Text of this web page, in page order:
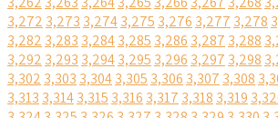
3,272 3,273 3,2743,275 3,276 3,277 3,278
3,282 3,283 3,2843,285 3,286 3,287 3,288
3,292 3,293 3,2943,295 3,296 3,297 3,298
3,302 3,303 3,3043,305 3,306 3,307 3,308
3,313 3,3143,315 3,316 3,317 3,318 3,319